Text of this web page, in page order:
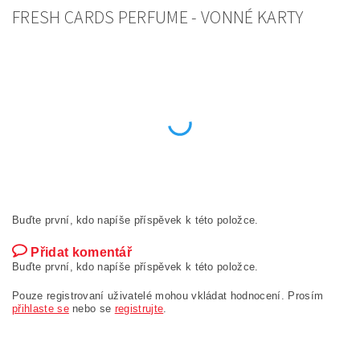
FRESH CARDS PERFUME - VONNÉ KARTY
Buďte první, kdo napíše příspěvek k této položce.
Přidat komentář
Buďte první, kdo napíše příspěvek k této položce.
Pouze registrovaní uživatelé mohou vkládat hodnocení. Prosím
přihlaste senebo se registrujte